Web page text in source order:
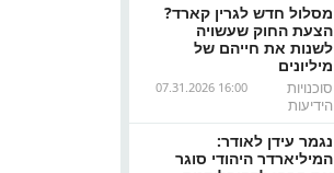
מסלול חדש לגרין קארד?
הצעת החוק שעשויה
לשנות את חייהם של
מיליונים
07.31.2026 16:00
סוכנויות
הידיעות
נגמר עידן לאודר:
המיליארדר היהודי סוגר